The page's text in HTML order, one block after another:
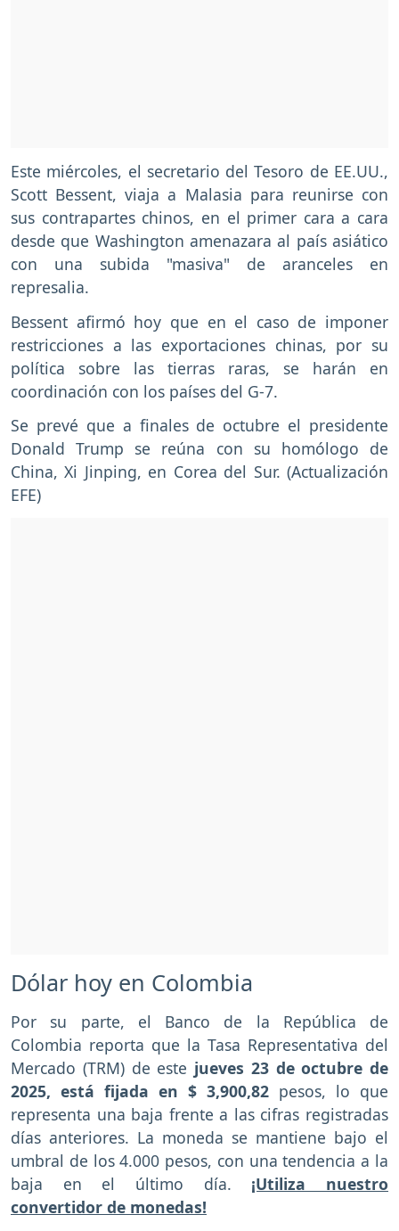
Este miércoles, el secretario del Tesoro de EE.UU.,
Scott Bessent, viaja a Malasia para reunirse con
sus contrapartes chinos, en el primer cara a cara
desde que Washington amenazara al país asiático
con una subida "masiva" de aranceles en
represalia.
Bessent afirmó hoy que en el caso de imponer
restricciones a las exportaciones chinas, por su
política sobre las tierras raras, se harán en
coordinación con los países del G-7.
Se prevé que a finales de octubre el presidente
Donald Trump se reúna con su homólogo de
China, Xi Jinping, en Corea del Sur. (Actualización
EFE)
Dólar hoy en Colombia
Por su parte, el Banco de la República de
Colombia reporta que la Tasa Representativa del
Mercado (TRM) de este jueves 23 de octubre de
2025, está fijada en $ 3,900,82 pesos, lo que
representa una baja frente a las cifras registradas
días anteriores. La moneda se mantiene bajo el
umbral de los 4.000 pesos, con una tendencia a la
baja en el último día. ¡Utiliza nuestro
convertidor de monedas!